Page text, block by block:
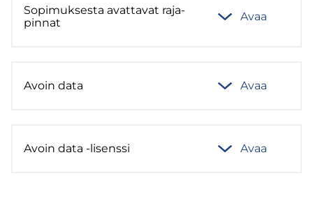
So­pi­muk­ses­ta avat­ta­vat ra­ja­
pin­nat
Avaa
Avoin data Avaa
Avoin data -​lisenssi Avaa